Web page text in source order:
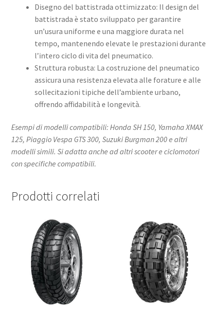
Disegno del battistrada ottimizzato: Il design del
battistrada è stato sviluppato per garantire
un’usura uniforme e una maggiore durata nel
tempo, mantenendo elevate le prestazioni durante
l’intero ciclo di vita del pneumatico.
Struttura robusta: La costruzione del pneumatico
assicura una resistenza elevata alle forature e alle
sollecitazioni tipiche dell’ambiente urbano,
offrendo affidabilità e longevità.
Esempi di modelli compatibili: Honda SH 150, Yamaha XMAX
125, Piaggio Vespa GTS 300, Suzuki Burgman 200 e altri
modelli simili. Si adatta anche ad altri scooter e ciclomotori
con specifiche compatibili.
Prodotti correlati